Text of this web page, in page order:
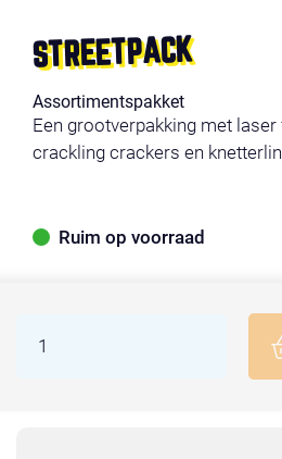
STREETPACK
Assortimentspakket
Een grootverpakking met
crackling crackers en
Ruim op voorraad